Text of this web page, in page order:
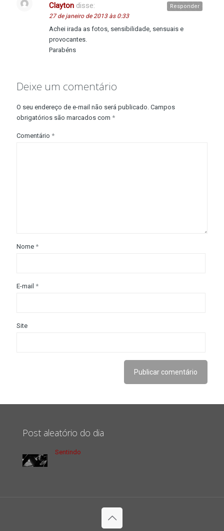
Clayton disse:
27 de janeiro de 2013 às 0:33
Achei irada as fotos, sensibilidade, sensuais e
provocantes.
Parabéns
Responder
Deixe um comentário
O seu endereço de e-mail não será publicado. Campos
obrigatórios são marcados com *
Comentário *
Nome *
E-mail *
Site
Post aleatório do dia
Sentindo